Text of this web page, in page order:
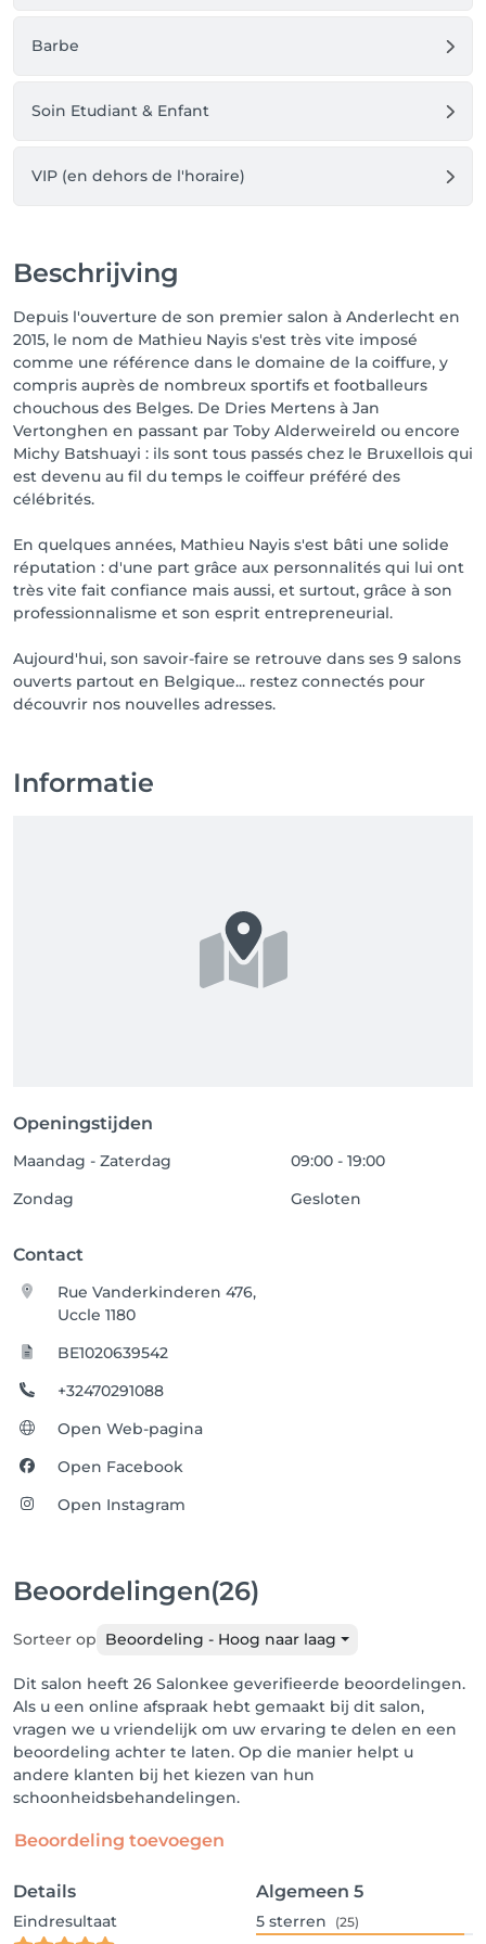
Au plaisir de prendre soin de vous ! ✨
Barbe
Soin Etudiant & Enfant
VIP (en dehors de l'horaire)
Beschrijving
Depuis l'ouverture de son premier salon à Anderlecht en
2015, le nom de Mathieu Nayis s'est très vite imposé
comme une référence dans le domaine de la coiffure, y
compris auprès de nombreux sportifs et footballeurs
chouchous des Belges. De Dries Mertens à Jan
Vertonghen en passant par Toby Alderweireld ou encore
Michy Batshuayi : ils sont tous passés chez le Bruxellois qui
est devenu au fil du temps le coiffeur préféré des
célébrités.
En quelques années, Mathieu Nayis s'est bâti une solide
réputation : d'une part grâce aux personnalités qui lui ont
très vite fait confiance mais aussi, et surtout, grâce à son
professionnalisme et son esprit entrepreneurial.
Aujourd'hui, son savoir-faire se retrouve dans ses 9 salons
ouverts partout en Belgique... restez connectés pour
découvrir nos nouvelles adresses.
Informatie
Openingstijden
Maandag - Zaterdag
09:00 - 19:00
Zondag
Gesloten
Contact
Rue Vanderkinderen 476,
Uccle 1180
BE1020639542
+32470291088
Open Web-pagina
Open Facebook
Open Instagram
Beoordelingen(26)
Sorteer op Beoordeling - Hoog naar laag
Dit salon heeft 26 Salonkee geverifieerde beoordelingen.
Als u een online afspraak hebt gemaakt bij dit salon,
vragen we u vriendelijk om uw ervaring te delen en een
beoordeling achter te laten. Op die manier helpt u
andere klanten bij het kiezen van hun
schoonheidsbehandelingen.
Beoordeling toevoegen
Details
Eindresultaat
Algemeen 5
5 sterren (25)